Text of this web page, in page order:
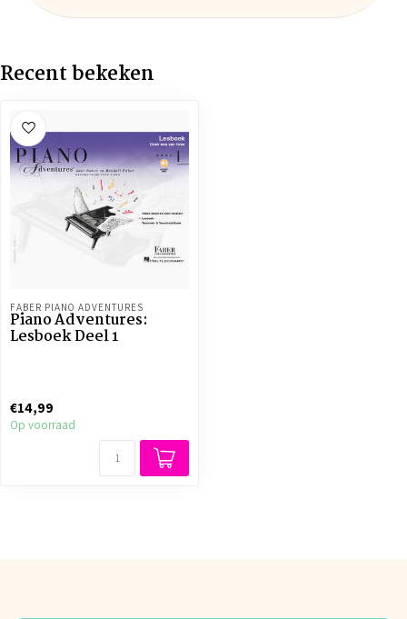
Recent bekeken
FABER PIANO ADVENTURES
Piano Adventures:
Lesboek Deel 1
€14,99
Op voorraad